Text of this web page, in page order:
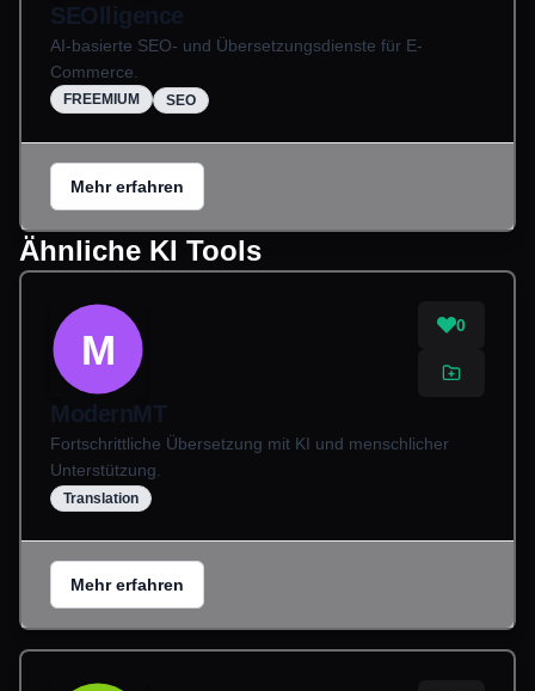
SEOlligence
AI-basierte SEO- und Übersetzungsdienste für E-
Commerce.
FREEMIUM SEO
Mehr erfahren
Ähnliche KI Tools
M
0
ModernMT
Fortschrittliche Übersetzung mit KI und menschlicher
Unterstützung.
Translation
Mehr erfahren